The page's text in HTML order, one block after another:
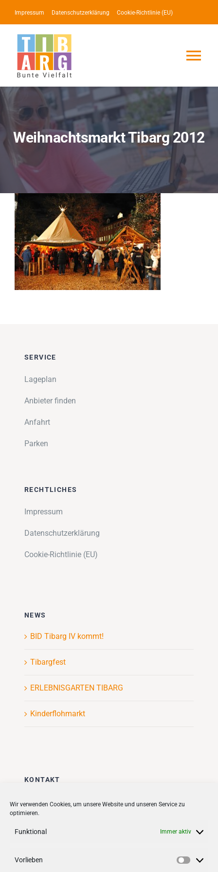
Wir verwenden Cookies, um unsere Website und unseren Service zu
optimieren.
Funktional Immer aktiv
Vorlieben
Inhalt
springen
Impressum Datenschutzerklärung Cookie-Richtlinie (EU)
Lotse
Service
Events
Impressionen
Über uns
SUCHE
Weihnachtsmarkt Tibarg 2012
SERVICE
Lageplan
Anbieter finden
Anfahrt
Parken
RECHTLICHES
Impressum
Datenschutzerklärung
Cookie-Richtlinie (EU)
NEWS
BID Tibarg IV kommt!
Tibargfest
ERLEBNISGARTEN TIBARG
Kinderflohmarkt
KONTAKT
Stadt + Handel City- und
Quartiersmanagement